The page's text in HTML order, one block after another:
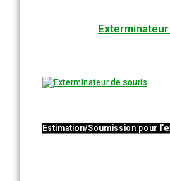
Estimation/Soumission pour